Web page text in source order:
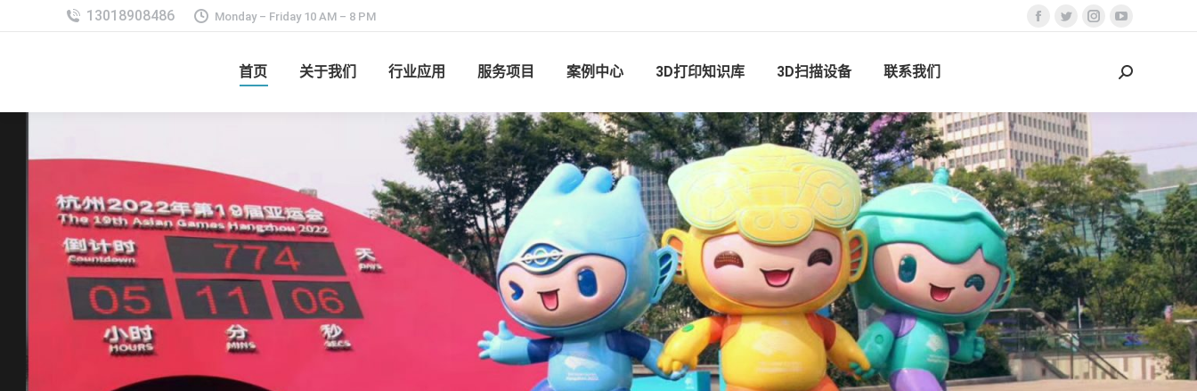
Monday – Friday 10 AM – 8 PM
Facebook
窗
口
中
打
开
Twitter
窗
口
中
打
开
Instagram
中
打
开
在
中
打
开
首页 关于我们 行业应用 服务项目 案例中心 3D打印知识库 3D扫描设备 联系我们
搜